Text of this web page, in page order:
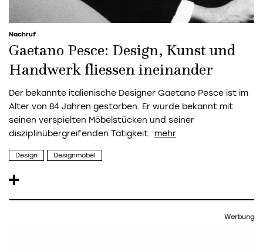
Nachruf
Gaetano Pesce: Design, Kunst und
Handwerk fliessen ineinander
Der bekannte italienische Designer Gaetano Pesce ist im
Alter von 84 Jahren gestorben. Er wurde bekannt mit
seinen verspielten Möbelstücken und seiner
disziplinübergreifenden Tätigkeit.
Design Designmöbel
Werbung